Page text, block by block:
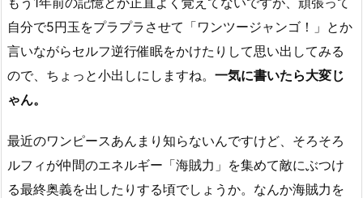
自分で5円玉をプラプラさせて「ワンツージャンゴ！」とか
言いながらセルフ逆行催眠をかけたりして思い出してみる
ので、ちょっと小出しにしますね。 一気に書いたら大変じ
ゃん。
最近のワンピースあんまり知らないんですけど、そろそろ
ルフィが仲間のエネルギー「海賊力」を集めて敵にぶつけ
る最終奥義を出したりする頃でしょうか。なんか海賊力を